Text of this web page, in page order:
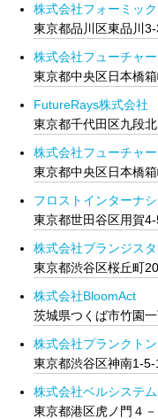
株式会社フォーミック
東京都品川区東品川
株式会社フューチャ
東京都中央区日本橋
FutureRays株式会社
東京都千代田区九段
株式会社フューチャ
東京都中央区日本橋
フロストインターナ
東京都世田谷区用賀
株式会社ブランジス
東京都渋谷区桜丘町
株式会社BloomAct
茨城県つくば市竹園
株式会社プランクト
東京都渋谷区神南1-
株式会社ベルシステ
東京都港区虎ノ門４